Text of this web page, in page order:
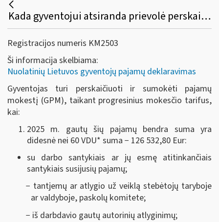
Kada gyventojui atsiranda prievolė perskaičiuoti pajamų mokestį, taikant progresinius mokesčio tarifus?
Registracijos numeris KM2503
Ši informacija skelbiama:
Nuolatinių Lietuvos gyventojų pajamų deklaravimas
Gyventojas turi perskaičiuoti ir sumokėti pajamų
mokestį (GPM), taikant progresinius mokesčio tarifus,
kai:
2025 m. gautų šių pajamų bendra suma yra
didesnė nei 60 VDU* suma − 126 532,80 Eur:
su darbo santykiais ar jų esmę atitinkančiais
santykiais susijusių pajamų;
− tantjemų ar atlygio už veiklą stebėtojų taryboje
ar valdyboje, paskolų komitete;
− iš darbdavio gautų autorinių atlyginimų;